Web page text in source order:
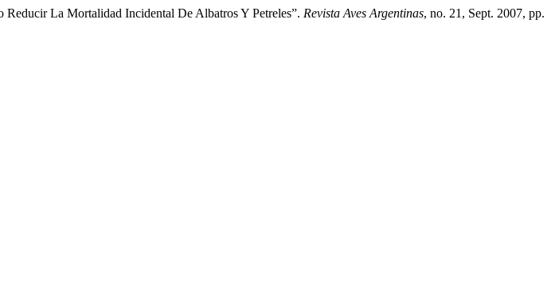
La Mortalidad Incidental De Albatros Y Petreles”. Revista Aves Argentinas, no. 21, Sept. 2007, pp.